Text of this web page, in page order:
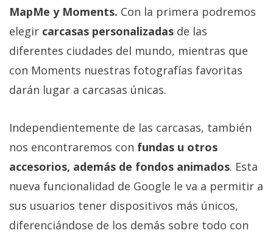
/
Publicidad
/
Cambiar
opciones
de
/
Aviso
Legal
El medio de
comunicación
digital donde
encontrarás
MapMe y Moments. Con la primera podremos
elegir carcasas personalizadas de las
diferentes ciudades del mundo, mientras que
con Moments nuestras fotografías favoritas
darán lugar a carcasas únicas.
Independientemente de las carcasas, también
nos encontraremos con fundas u otros
accesorios, además de fondos animados. Esta
nueva funcionalidad de Google le va a permitir a
sus usuarios tener dispositivos más únicos,
diferenciándose de los demás sobre todo con